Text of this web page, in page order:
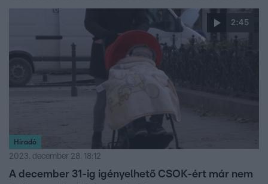
2:45
Híradó
2023. december 28. 18:12
A december 31-ig igényelhető CSOK-ért már nem